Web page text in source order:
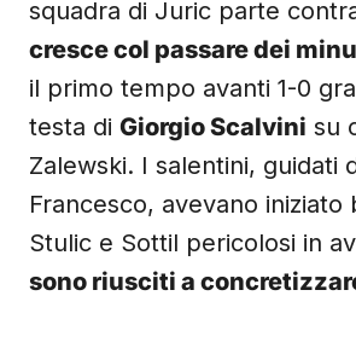
squadra di Juric parte
cresce col passare dei
il primo tempo avanti 1-0
testa di Giorgio Scalvini su
Zalewski. I salentini, guidati
Francesco, avevano iniziato
Stulic e Sottil pericolosi in
sono riusciti a